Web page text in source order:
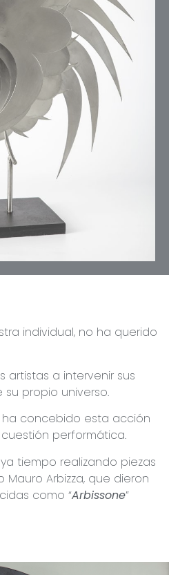
individual, no ha querido
artistas a intervenir sus
propio universo.
ha concebido esta acción
performática.
tiempo realizando piezas
Arbizza, que dieron
como “Arbissone”